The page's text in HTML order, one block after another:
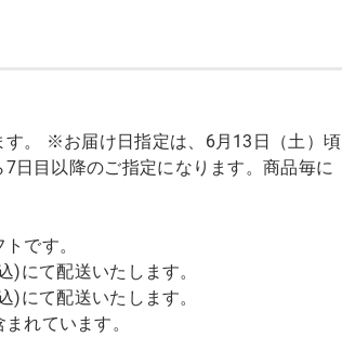
す。 ※お届け日指定は、6月13日（土）頃
日目以降のご指定になります。商品毎に
です。
)にて配送いたします。
)にて配送いたします。
れています。